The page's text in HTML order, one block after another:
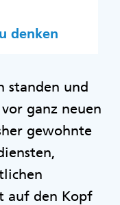
denken
standen und
ganz neuen
gewohnte
auf den Kopf